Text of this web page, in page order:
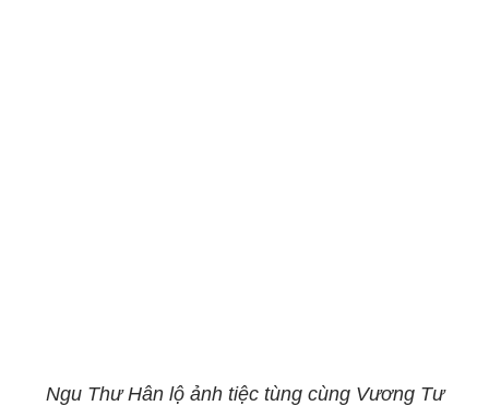
Ngu Thư Hân lộ ảnh tiệc tùng cùng Vương Tư